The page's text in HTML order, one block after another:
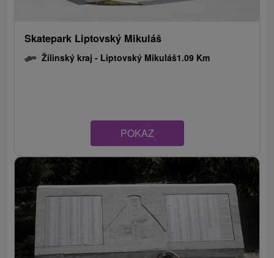
Skatepark Liptovský Mikuláš
Žilinský kraj - Liptovský Mikuláš1.09 Km
POKAZ